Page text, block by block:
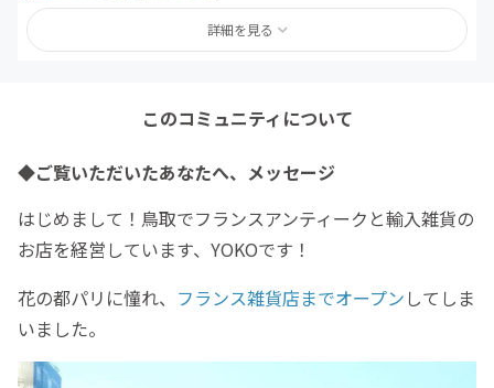
詳細を見る
このコミュニティについて
◆ご覧いただいたあなたへ、メッセージ
はじめまして！鳥取でフランスアンティークと輸入雑貨の
お店を経営しています、YOKOです！
花の都パリに憧れ、 フランス雑貨店までオープン してしま
いました。